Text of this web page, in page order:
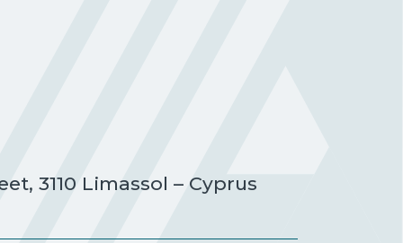
3110 Limassol – Cyprus